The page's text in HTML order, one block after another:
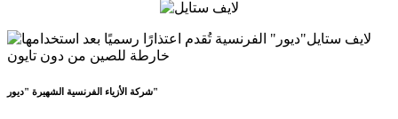
شركة الأزياء الفرنسية الشهيرة "ديور"